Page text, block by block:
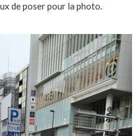
de poser pour la photo.